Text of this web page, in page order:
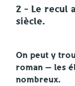
2 – Le recul
siècle.
On peut y
roman — les
nombreux.